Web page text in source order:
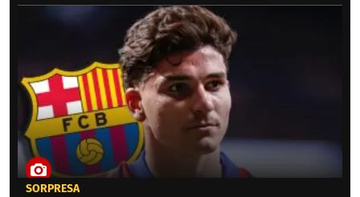
SORPRESA